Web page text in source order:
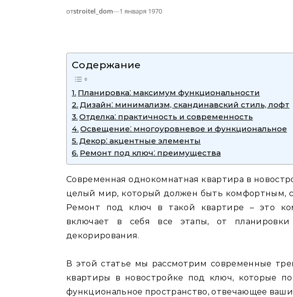
отstroitel_dom—1 января 1970
Содержание
Планировка⁚ максимум функциональности
Дизайн⁚ минимализм, скандинавский стиль, лофт
Отделка⁚ практичность и современность
Освещение⁚ многоуровневое и функциональное
Декор⁚ акцентные элементы
Ремонт под ключ⁚ преимущества
Современная однокомнатная квартира в
целый мир, который должен быть комфортным,
Ремонт под ключ в такой квартире – это
включает в себя все этапы, от
декорирования.
В этой статье мы рассмотрим современные
квартиры в новостройке под ключ, которые
функциональное пространство, отвечающее